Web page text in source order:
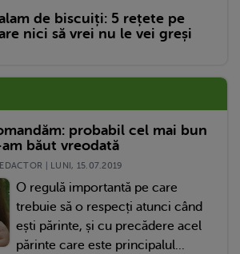
de biscuiți: 5 rețete pe
nici să vrei nu le vei greși
probabil cel mai bun
băut vreodată
| LUNI, 15.07.2019
O regulă importantă pe care
trebuie să o respecți atunci când
ești părinte, și cu precădere acel
părinte care este principalul...